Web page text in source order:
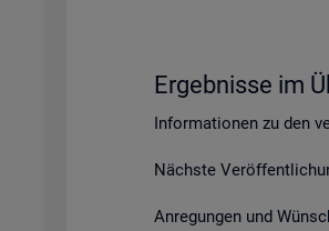
Er­geb­nis­se im
In­for­ma­tio­nen zu den
Nächs­te
An­re­gun­gen und